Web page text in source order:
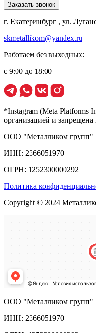
Заказать звонок
г. Екатеринбург , ул.
skmetallikom@yandex.ru
Работаем без выходных:
с 9:00 до 18:00
*Instagram (Meta Platforms
организацией и
ООО "Металликом групп"
ИНН: 2366051970
ОГРН: 1252300000292
Политика
Copyright © 2024
ООО "Металликом групп"
ИНН: 2366051970